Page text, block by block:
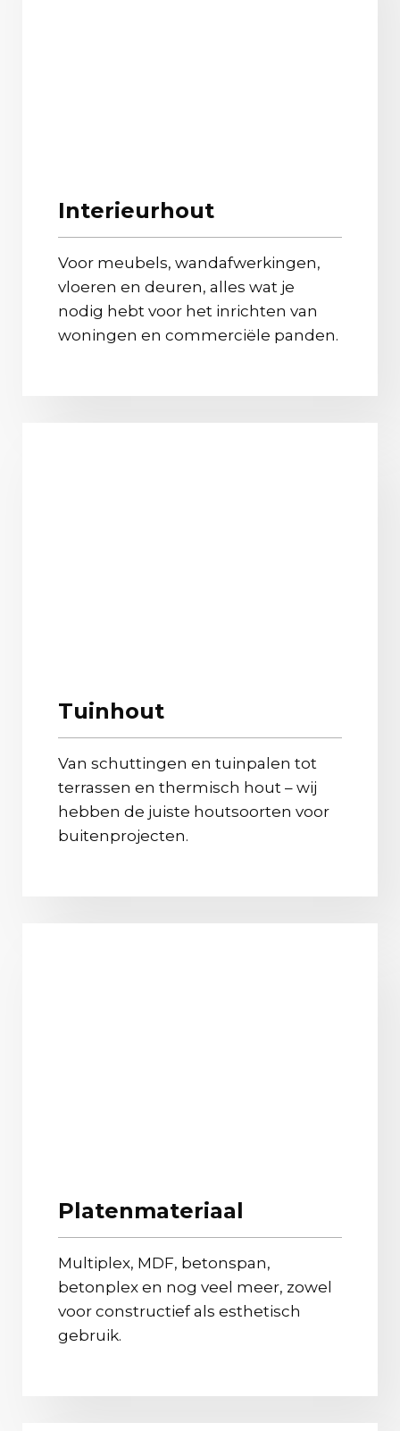
Interieurhout
Voor meubels, wandafwerkingen,
vloeren en deuren, alles wat je
nodig hebt voor het inrichten van
woningen en commerciële panden.
Tuinhout
Van schuttingen en tuinpalen tot
terrassen en thermisch hout – wij
hebben de juiste houtsoorten voor
buitenprojecten.
Platenmateriaal
Multiplex, MDF, betonspan,
betonplex en nog veel meer, zowel
voor constructief als esthetisch
gebruik.